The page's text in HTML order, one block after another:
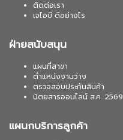
ติดต่อเรา
เจไอบี ดีอย่างไร
ฝ่ายสนับสนุน
แผนที่สาขา
ตำแหน่งงานว่าง
ตรวจสอบประกันสินค้า
นิตยสารออนไลน์ ส.ค. 2569
แผนกบริการลูกค้า